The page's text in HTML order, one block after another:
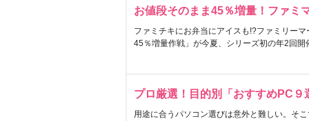
お値段そのまま45％増量！ファミ
ファミチキにお弁当にアイスも!?ファミリー
45％増量作戦」が今夏、シリーズ初の年2回開
プロ厳選！目的別「おすすめPC９
用途に合うパソコン選びは意外と難しい。そ